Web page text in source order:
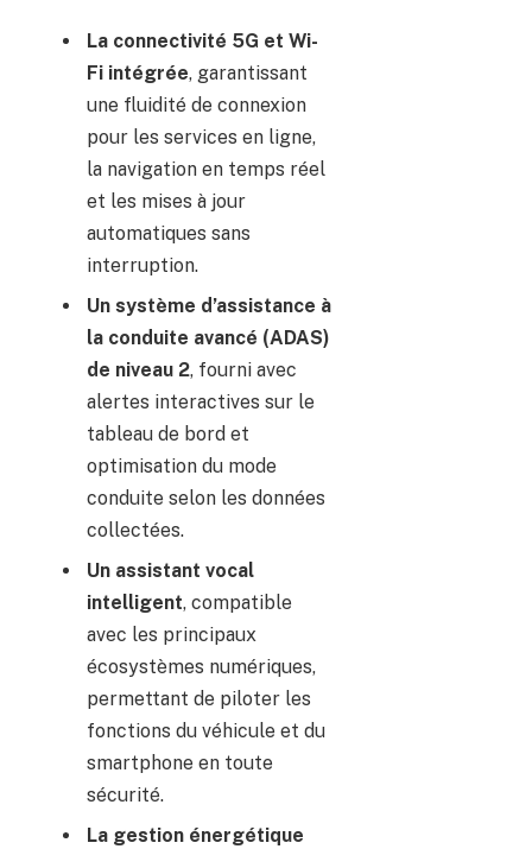
La connectivité 5G et Wi-
Fi intégrée, garantissant
une fluidité de connexion
pour les services en ligne,
la navigation en temps réel
et les mises à jour
automatiques sans
interruption.
Un système d’assistance à
la conduite avancé (ADAS)
de niveau 2, fourni avec
alertes interactives sur le
tableau de bord et
optimisation du mode
conduite selon les données
collectées.
Un assistant vocal
intelligent, compatible
avec les principaux
écosystèmes numériques,
permettant de piloter les
fonctions du véhicule et du
smartphone en toute
sécurité.
La gestion énergétique